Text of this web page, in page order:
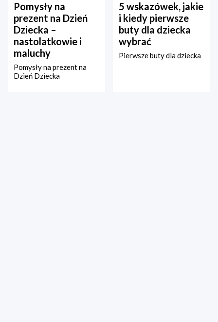
Pomysły na
prezent na Dzień
Dziecka –
nastolatkowie i
maluchy
Pomysły na prezent na
Dzień Dziecka
5 wskazówek, jakie
i kiedy pierwsze
buty dla dziecka
wybrać
Pierwsze buty dla dziecka